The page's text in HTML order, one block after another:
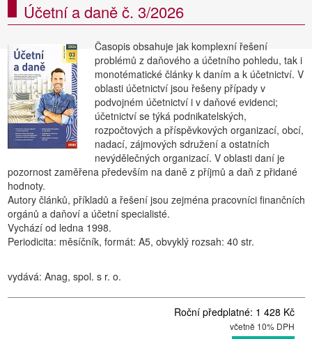
Účetní a daně č. 3/2026
Časopis obsahuje jak komplexní řešení
problémů z daňového a účetního pohledu, tak i
monotématické články k daním a k účetnictví. V
oblasti účetnictví jsou řešeny případy v
podvojném účetnictví i v daňové evidenci;
účetnictví se týká podnikatelských,
rozpočtových a příspěvkových organizací, obcí,
nadací, zájmových sdružení a ostatních
nevýdělečných organizací. V oblasti daní je
pozornost zaměřena především na daně z příjmů a daň z přidané
hodnoty.
Autory článků, příkladů a řešení jsou zejména pracovníci finančních
orgánů a daňoví a účetní specialisté.
Vychází od ledna 1998.
Periodicita: měsíčník, formát: A5, obvyklý rozsah: 40 str.
vydává: Anag, spol. s r. o.
Roční předplatné: 1 428 Kč
včetně 10% DPH